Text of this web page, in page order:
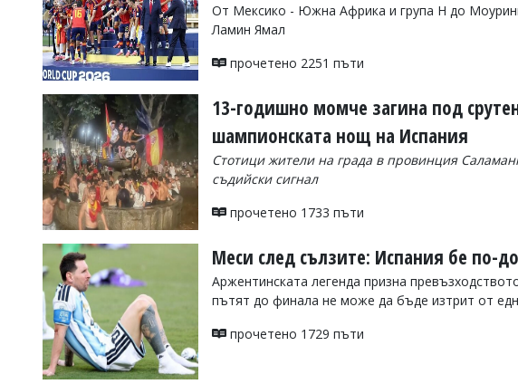
От Мексико - Южна Африка и група H до
Ламин Ямал
прочетено 2251 пъти
13-годишно момче загина под
шампионската нощ на Испания
Стотици жители на града в провинция
съдийски сигнал
прочетено 1733 пъти
Меси след сълзите: Испания бе по-
Аржентинската легенда призна
пътят до финала не може да бъде изтрит от
прочетено 1729 пъти